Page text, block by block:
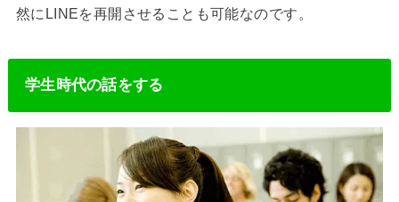
然にLINEを再開させることも可能なのです。
学生時代の話をする